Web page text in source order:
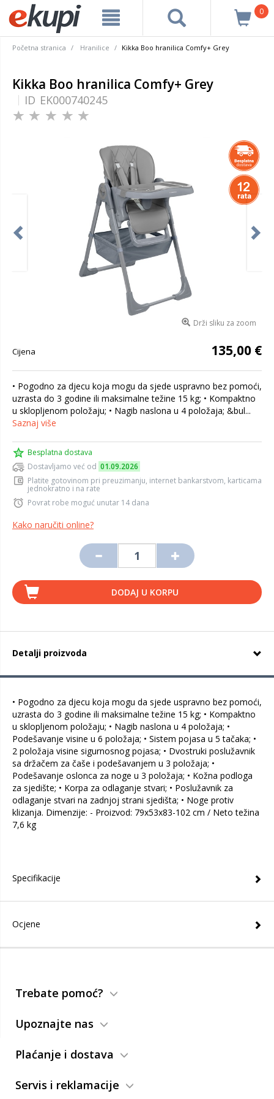
0
Početna stranica Hranilice Kikka Boo hranilica Comfy+ Grey
Kikka Boo hranilica Comfy+ Grey
ID EK000740245
Drži sliku za zoom
Cijena 135,00 €
• Pogodno za djecu koja mogu da sjede uspravno bez pomoći,
uzrasta do 3 godine ili maksimalne težine 15 kg; • Kompaktno
u sklopljenom položaju; • Nagib naslona u 4 položaja; &bul...
Saznaj više
Besplatna dostava
Dostavljamo već od 01.09.2026
Platite gotovinom pri preuzimanju, internet bankarstvom, karticama
jednokratno i na rate
Povrat robe moguć unutar 14 dana
Kako naručiti online?
DODAJ U KORPU
Detalji proizvoda
• Pogodno za djecu koja mogu da sjede uspravno bez pomoći,
uzrasta do 3 godine ili maksimalne težine 15 kg; • Kompaktno
u sklopljenom položaju; • Nagib naslona u 4 položaja; •
Podešavanje visine u 6 položaja; • Sistem pojasa u 5 tačaka; •
2 položaja visine sigurnosnog pojasa; • Dvostruki poslužavnik
sa držačem za čaše i podešavanjem u 3 položaja; •
Podešavanje oslonca za noge u 3 položaja; • Kožna podloga
za sjedište; • Korpa za odlaganje stvari; • Poslužavnik za
odlaganje stvari na zadnjoj strani sjedišta; • Noge protiv
klizanja. Dimenzije: - Proizvod: 79x53x83-102 cm / Neto težina
7,6 kg
Specifikacije
Ocjene
Trebate pomoć?
Upoznajte nas
Plaćanje i dostava
Servis i reklamacije